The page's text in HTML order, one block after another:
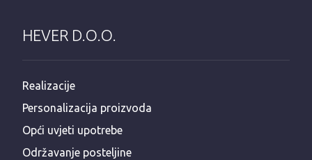
HEVER D.O.O.
Realizacije
Personalizacija proizvoda
Opći uvjeti upotrebe
Održavanje posteljine